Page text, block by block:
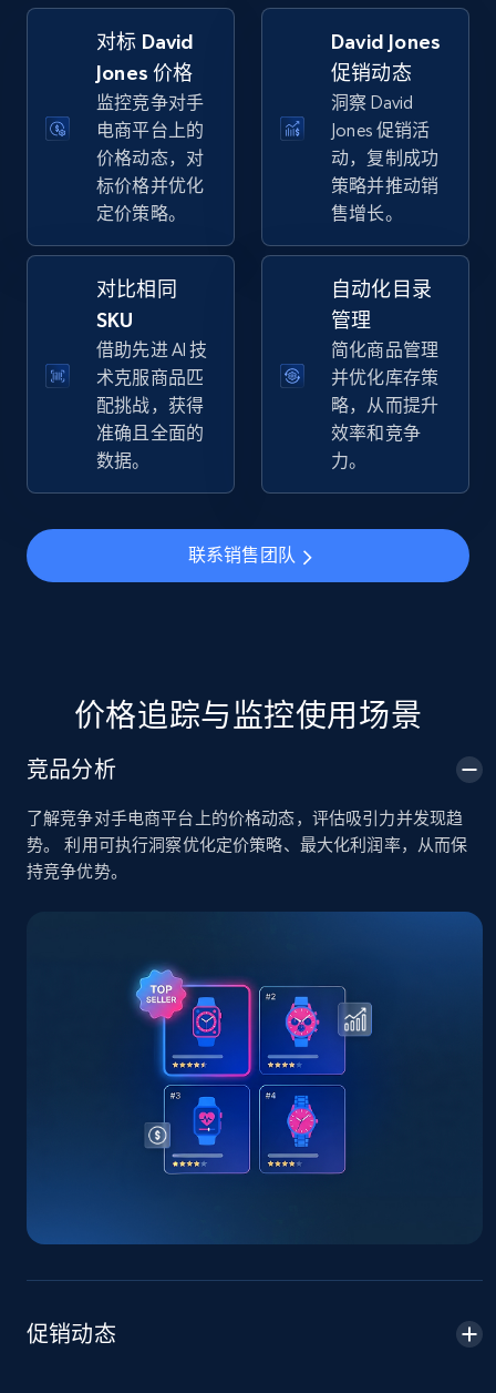
5.6K+ 875+ 立即开始
Walmart - products - Discover products by
using sku numbers
URL, Final price, Sku, Currency, Gtin,
Specifications, Image urls, Top reviews, and
more.
5.6K+ 875+ 立即开始
TikTok Shop
price, Final price, Discount percent, and more.
TikTok Shop - category
URL, Title, Available, Description, Currency, Initial
price, Final price, Discount percent, and more.
5.4K+ 668+ 立即开始
URL, Title, Available, Description, Currency, Initial
price, Final price, Discount percent, and more.
668+ 立即开始
price, Final price, Discount percent, and more.
对标 David
Jones 价格
监控竞争对手
电商平台上的
价格动态，对
标价格并优化
定价策略。
David Jones
促销动态
洞察 David
Jones 促销活
动，复制成功
策略并推动销
售增长。
对比相同
SKU
借助先进 AI 技
术克服商品匹
配挑战，获得
准确且全面的
数据。
自动化目录
管理
简化商品管理
并优化库存策
略，从而提升
效率和竞争
力。
联系销售团队
价格追踪与监控使用场景
竞品分析
了解竞争对手电商平台上的价格动态，评估吸引力并发现趋
势。 利用可执行洞察优化定价策略、最大化利润率，从而保
持竞争优势。
促销动态